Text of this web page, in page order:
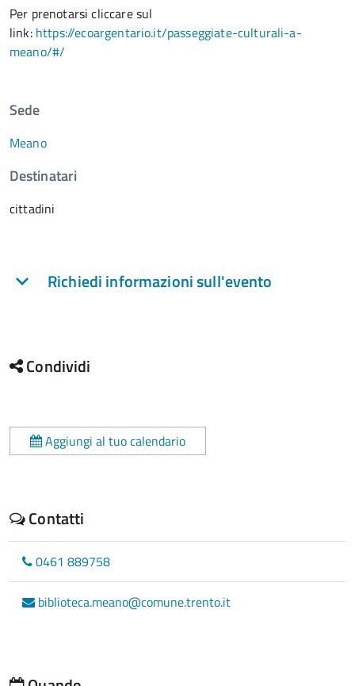
Per prenotarsi cliccare sul
link: https://ecoargentario.it/passeggiate-culturali-a-
meano/#/
Sede
Meano
Destinatari
cittadini
Richiedi informazioni sull'evento
Condividi
Aggiungi al tuo calendario
Contatti
0461 889758
biblioteca.meano@comune.trento.it